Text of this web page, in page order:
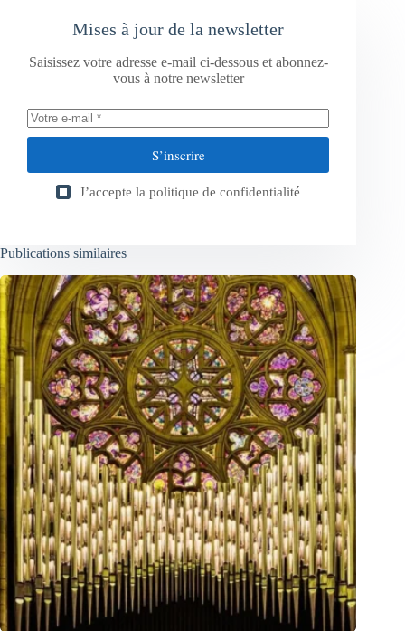
Mises à jour de la newsletter
Saisissez votre adresse e-mail ci-dessous et abonnez-
vous à notre newsletter
S’inscrire
J’accepte la politique de confidentialité
Publications similaires